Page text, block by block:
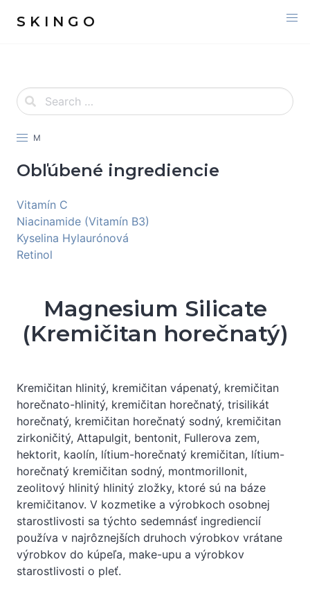
S K I N G O
M
Obľúbené ingrediencie
Vitamín C
Niacinamide (Vitamín B3)
Kyselina Hylaurónová
Retinol
Magnesium Silicate
(Kremičitan horečnatý)
Kremičitan hlinitý, kremičitan vápenatý, kremičitan
horečnato-hlinitý, kremičitan horečnatý, trisilikát
horečnatý, kremičitan horečnatý sodný, kremičitan
zirkoničitý, Attapulgit, bentonit, Fullerova zem,
hektorit, kaolín, lítium-horečnatý kremičitan, lítium-
horečnatý kremičitan sodný, montmorillonit,
zeolitový hlinitý hlinitý zložky, ktoré sú na báze
kremičitanov. V kozmetike a výrobkoch osobnej
starostlivosti sa týchto sedemnásť ingrediencií
používa v najrôznejších druhoch výrobkov vrátane
výrobkov do kúpeľa, make-upu a výrobkov
starostlivosti o pleť.